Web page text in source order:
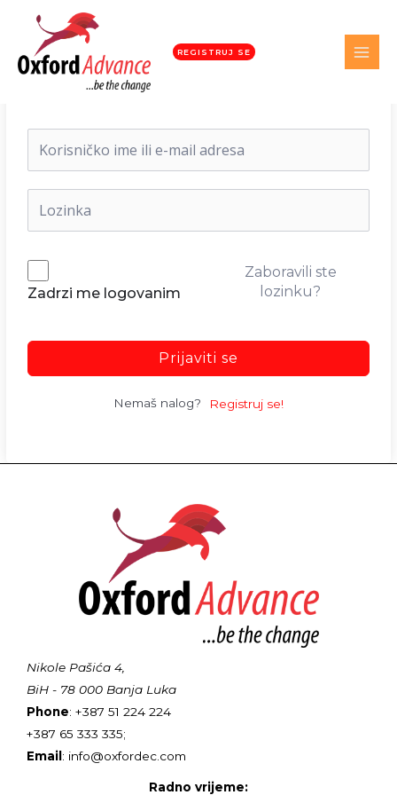
REGISTRUJ SE
Dobrodošli nazad!
Zadrzi me logovanim
Zaboravili ste
lozinku?
Prijaviti se
Nemaš nalog? Registruj se!
Nikole Pašića 4,
BiH - 78 000 Banja Luka
Phone: +387 51 224 224
+387 65 333 335;
Email: info@oxfordec.com
Radno vrijeme: